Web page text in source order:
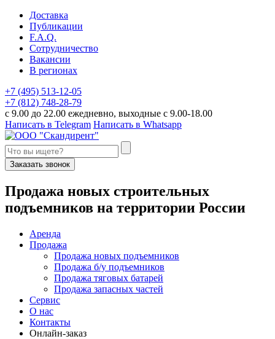
Доставка
Публикации
F.A.Q.
Сотрудничество
Вакансии
В регионах
+7 (495) 513-12-05
+7 (812) 748-28-79
с 9.00 до 22.00 ежедневно, выходные с 9.00-18.00
Написать в Telegram Написать в Whatsapp
Заказать звонок
Продажа новых строительных
подъемников на территории России
Аренда
Продажа
Продажа новых подъемников
Продажа б/у подъемников
Продажа тяговых батарей
Продажа запасных частей
Сервис
О нас
Контакты
Онлайн-заказ